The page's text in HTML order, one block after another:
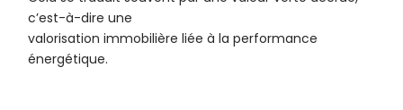
c’est-à-dire une
valorisation immobilière liée à la performance
énergétique.